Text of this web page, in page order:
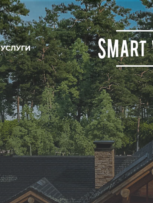
УСЛУГИ
ПРОЕКТИРОВАНИЕ
ПРОИЗВОДСТВО
СТРОИТЕЛЬСТВО
УСЛУГИ И ЦЕНЫ